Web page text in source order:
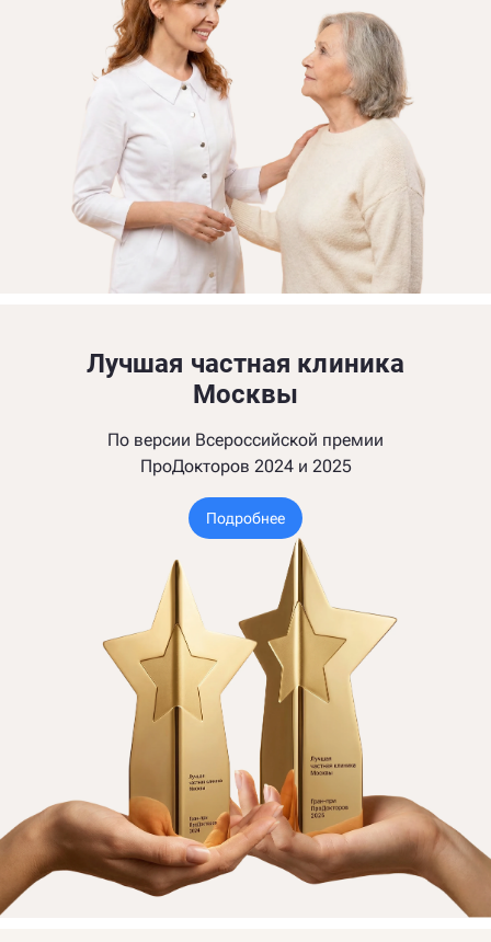
Лучшая частная клиника
Москвы
По версии Всероссийской премии
ПроДокторов 2024 и 2025
Подробнее